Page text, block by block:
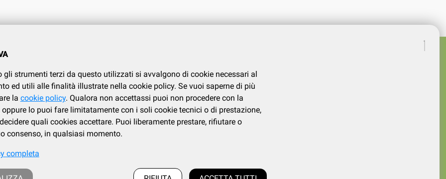
CLIENTI
Privacy
Cookies policy
Frazione Fila, 106/c, Loc. Trivero, 13835 Valdilana (BI) | tel. 015.737.634
: IT 02339730026 - iscrizione al registro Imprese di Biella e Vercelli: 02339730026
REA presso la CCIAA di Biella al numero BI 186883, Capitale Sociale i.v.: euro 10.000,00
gli strumenti terzi da questo utilizzati si avvalgono di cookie necessari al
ed utili alle finalità illustrate nella cookie policy. Se vuoi saperne di più
la cookie policy. Qualora non accettassi puoi non procedere con la
oppure lo puoi fare limitatamente con i soli cookie tecnici o di prestazione,
quali cookies accettare. Puoi liberamente prestare, rifiutare o
consenso, in qualsiasi momento.
completa